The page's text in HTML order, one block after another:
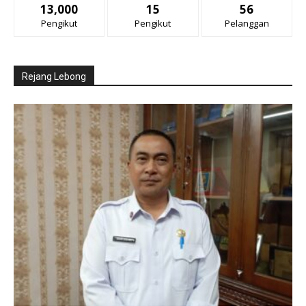
13,000
Pengikut
15
Pengikut
56
Pelanggan
Rejang Lebong